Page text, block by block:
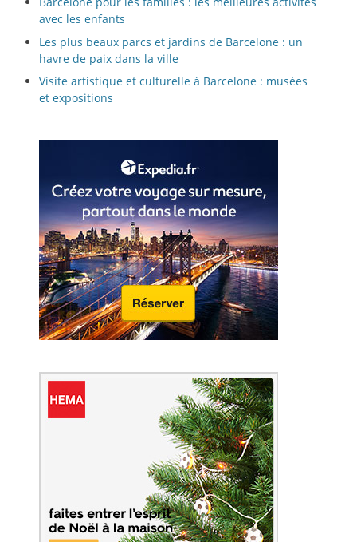
avec les enfants
Les plus beaux parcs et jardins de Barcelone : un
havre de paix dans la ville
Visite artistique et culturelle à Barcelone : musées
et expositions